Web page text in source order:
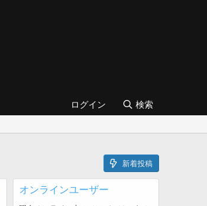
ログイン 検索
新着投稿
オンラインユーザー